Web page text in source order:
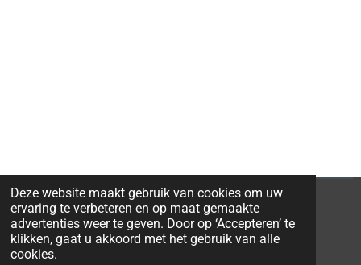
Deze website maakt gebruik van cookies om uw
ervaring te verbeteren en op maat gemaakte
advertenties weer te geven. Door op ‘Accepteren’ te
klikken, gaat u akkoord met het gebruik van alle
cookies.
© 2026 Ravi-Stones